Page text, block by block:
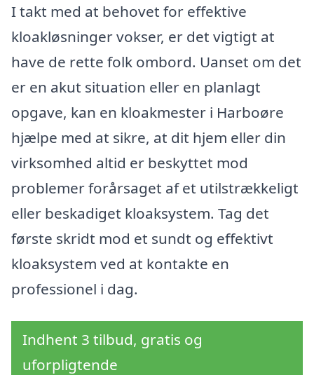
I takt med at behovet for effektive
kloakløsninger vokser, er det vigtigt at
have de rette folk ombord. Uanset om det
er en akut situation eller en planlagt
opgave, kan en kloakmester i Harboøre
hjælpe med at sikre, at dit hjem eller din
virksomhed altid er beskyttet mod
problemer forårsaget af et utilstrækkeligt
eller beskadiget kloaksystem. Tag det
første skridt mod et sundt og effektivt
kloaksystem ved at kontakte en
professionel i dag.
Indhent 3 tilbud, gratis og
uforpligtende